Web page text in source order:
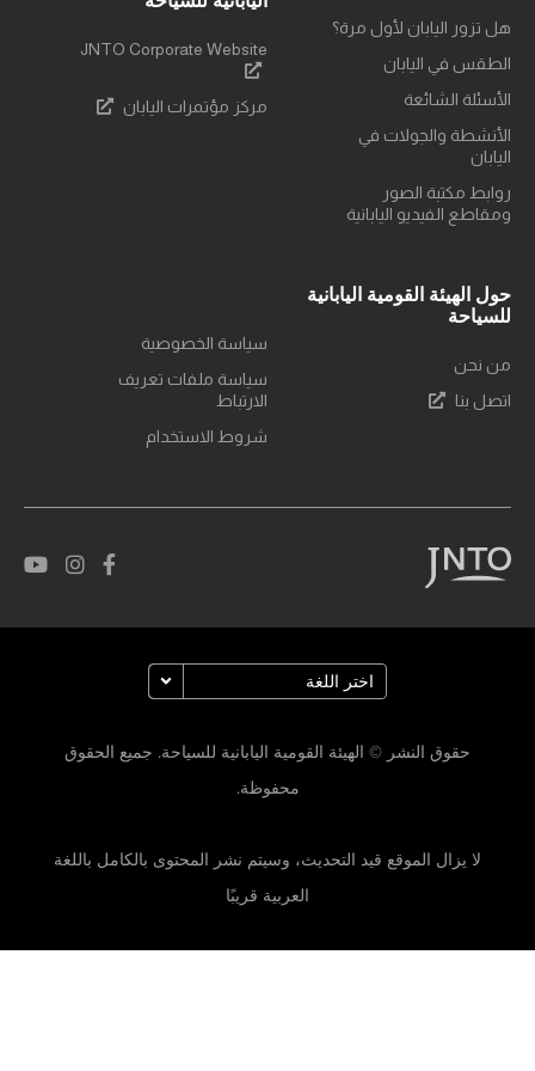
هل تزور اليابان لأول مرة؟
الطقس في اليابان
الأسئلة الشائعة
الأنشطة والجولات في
اليابان
روابط مكتبة الصور
ومقاطع الفيديو اليابانية
JNTO Corporate Website
مركز مؤتمرات اليابان
حول الهيئة القومية اليابانية
للسياحة
من نحن
اتصل بنا
سياسة الخصوصية
سياسة ملفات تعريف
الارتباط
شروط الاستخدام
حقوق النشر © الهيئة القومية اليابانية للسياحة. جميع الحقوق
محفوظة.
لا يزال الموقع قيد التحديث، وسيتم نشر المحتوى بالكامل باللغة
العربية قريبًا